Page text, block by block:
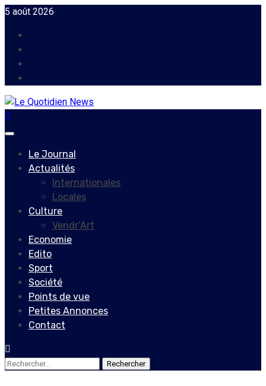
Skip
content
5 août 2026
Primary
Le Journal
Actualités
Internationales
Locales
Culture
Vendr’Art
Economie
Edito
Sport
Société
Points de vue
Petites Annonces
Contact
Rechercher :